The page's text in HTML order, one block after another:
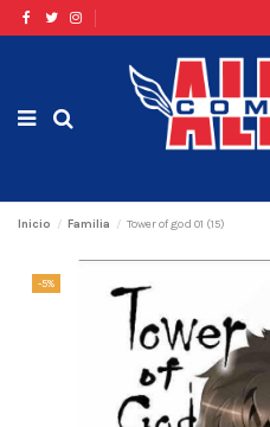
Inicio Familia Tower of god 01 (15)
-5%